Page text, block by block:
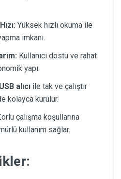
Yüksek hızlı okuma ile
imkanı.
Kullanıcı dostu ve rahat
yapı.
USB alıcı ile tak ve çalıştır
kolayca kurulur.
çalışma koşullarına
kullanım sağlar.